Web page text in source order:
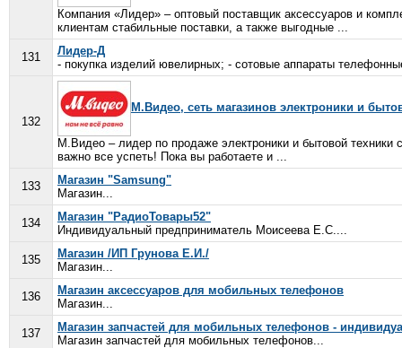
Компания «Лидер» – оптовый поставщик аксессуаров и
клиентам стабильные поставки, а также выгодные ...
131
Лидер-Д
- покупка изделий ювелирных; - сотовые аппараты
132
М.Видео, сеть магазинов электроники и
М.Видео – лидер по продаже электроники и бытовой
важно все успеть! Пока вы работаете и ...
133
Магазин "Samsung"
Магазин...
134
Магазин "РадиоТовары52"
Индивидуальный предприниматель Моисеева Е.С....
135
Магазин /ИП Грунова Е.И./
Магазин...
136
Магазин аксессуаров для мобильных телефонов
Магазин...
137
Магазин запчастей для мобильных телефонов -
Магазин запчастей для мобильных телефонов...